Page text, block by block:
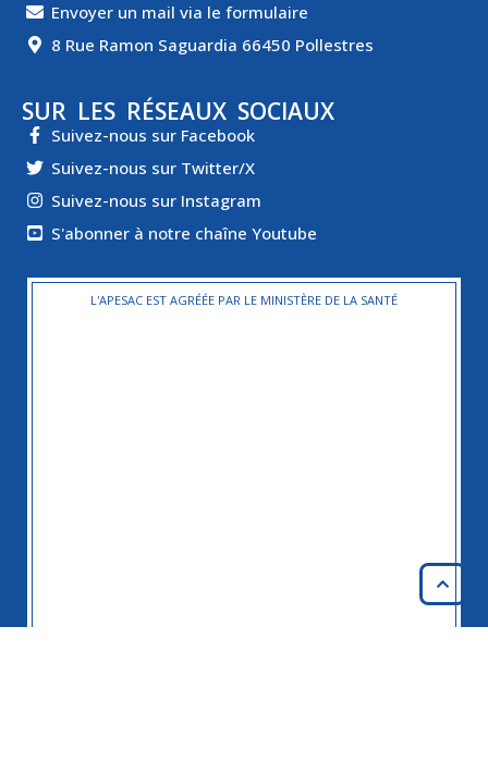
Envoyer un mail via le formulaire
8 Rue Ramon Saguardia 66450 Pollestres
SUR LES RÉSEAUX SOCIAUX
Suivez-nous sur Facebook
Suivez-nous sur Twitter/X
Suivez-nous sur Instagram
S'abonner à notre chaîne Youtube
L'APESAC EST AGRÉÉE PAR LE MINISTÈRE DE LA SANTÉ